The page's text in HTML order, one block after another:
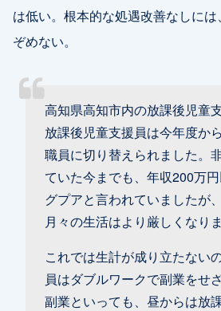
は低い。根本的な処遇改善なしに
ぞめない。
高知県高知市内の放課後児童
放課後児童支援員は今年度か
職員に切り替えられました。
ていた今までも、年収200万
グプアと言われていましたが
月々の生活はより厳しくなりま
これでは生計が成り立たない
員はダブルワークで副業をせ
副業といっても、昼からは放